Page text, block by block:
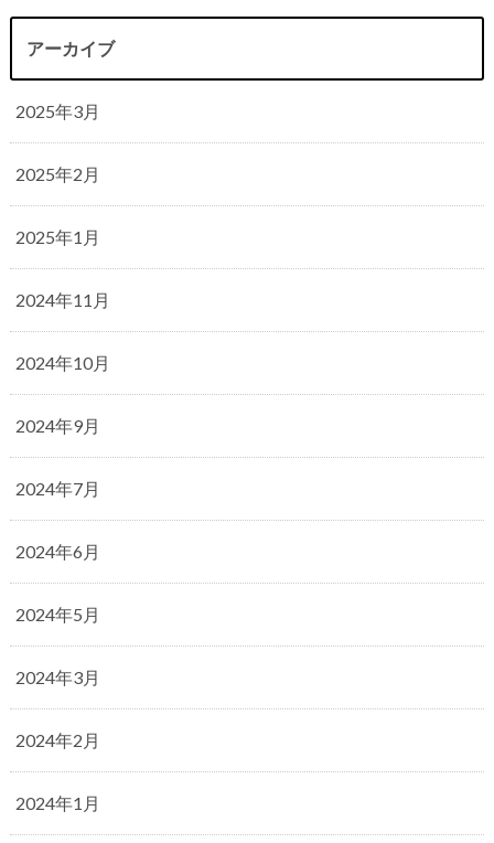
アーカイブ
2025年3月
2025年2月
2025年1月
2024年11月
2024年10月
2024年9月
2024年7月
2024年6月
2024年5月
2024年3月
2024年2月
2024年1月